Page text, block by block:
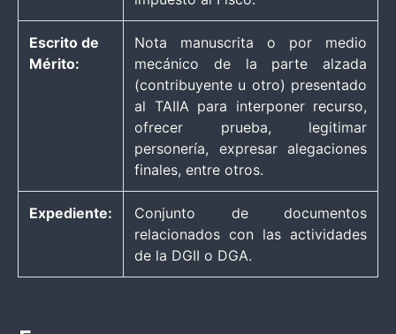
Escrito de
Mérito:
Nota manuscrita o por medio
mecánico de la parte alzada
(contribuyente u otro) presentado
al TAIIA para interponer recurso,
ofrecer prueba, legitimar
personería, expresar alegaciones
finales, entre otros.
Expediente:
Conjunto de documentos
relacionados con las actividades
de la DGII o DGA.